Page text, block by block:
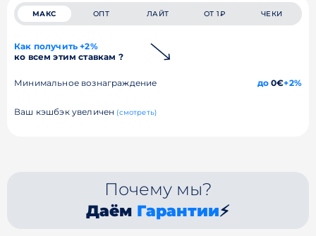
МАКС ОПТ ЛАЙТ ОТ 1₽ ЧЕКИ
Как получить +2%
ко всем этим ставкам ?
Минимальное вознаграждение до0€+2%
Ваш кэшбэк увеличен (смотреть)
Почему мы?
Даём Гарантии⚡